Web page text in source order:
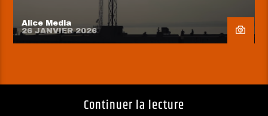
Alice Media
26 JANVIER 2026
Continuer la lecture